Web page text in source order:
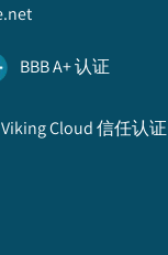
BBB A+ 认证
Viking Cloud 信任认证